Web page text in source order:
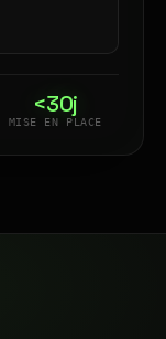
<30j
MISE EN PLACE